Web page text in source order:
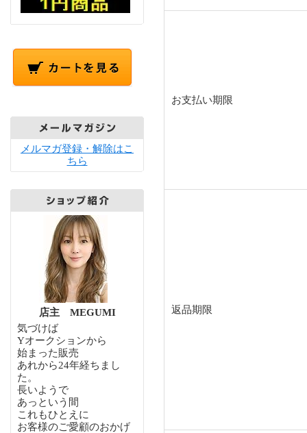
メルマガ登録・解除はこ
ちら
店主 MEGUMI
気づけば
Yオークションから
始まった販売
あれから24年経ちまし
た。
長いようで
あっという間
これもひとえに
お客様のご愛顧のおかげ
お支払い期限
返品期限